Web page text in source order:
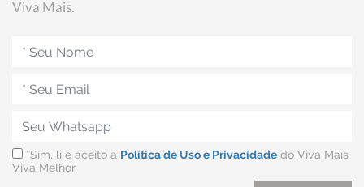
Viva Mais.
*Sim, li e aceito a Política de Uso e Privacidade do Viva Mais
Viva Melhor